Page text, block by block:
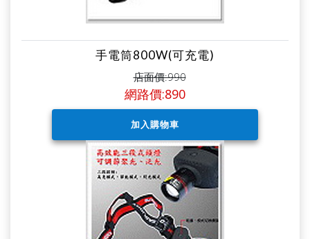
手電筒800W(可充電)
店面價:990
網路價:890